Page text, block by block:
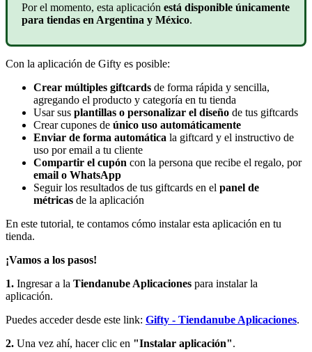
Por el momento, esta aplicación está disponible únicamente
para tiendas en Argentina y México.
Con la aplicación de Gifty es posible:
Crear múltiples giftcards de forma rápida y sencilla,
agregando el producto y categoría en tu tienda
Usar sus plantillas o personalizar el diseño de tus giftcards
Crear cupones de único uso automáticamente
Enviar de forma automática la giftcard y el instructivo de
uso por email a tu cliente
Compartir el cupón con la persona que recibe el regalo, por
email o WhatsApp
Seguir los resultados de tus giftcards en el panel de
métricas de la aplicación
En este tutorial, te contamos cómo instalar esta aplicación en tu
tienda.
¡Vamos a los pasos!
1. Ingresar a la Tiendanube Aplicaciones para instalar la
aplicación.
Puedes acceder desde este link: Gifty - Tiendanube Aplicaciones.
2. Una vez ahí, hacer clic en "Instalar aplicación".